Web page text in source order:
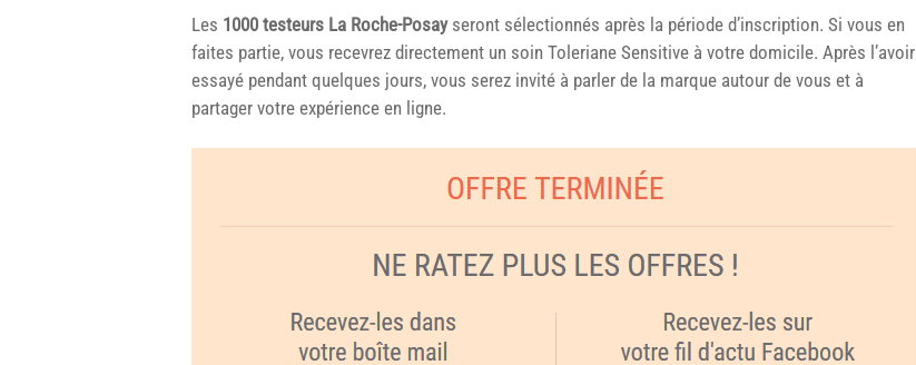
Les 1000 testeurs La Roche-Posayseront sélectionnés après la période d’inscription. Si vous en
faites partie, vous recevrez directement un soin Toleriane Sensitive à votre domicile. Après l’avoir
essayé pendant quelques jours, vous serez invité à parler de la marque autour de vous et à
partager votre expérience en ligne.